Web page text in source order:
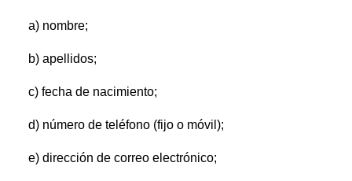
a) nombre;
b) apellidos;
c) fecha de nacimiento;
d) número de teléfono (fijo o móvil);
e) dirección de correo electrónico;